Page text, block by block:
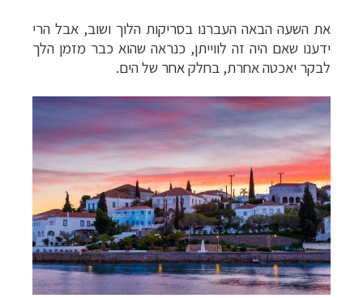
את השעה הבאה העברנו בסריקות הלוך ושוב, אבל הרי
ידענו שאם היה זה לווייתן, כנראה שהוא כבר מזמן הלך
לבקר יאכטה אחרת, בחלק אחר של הים.